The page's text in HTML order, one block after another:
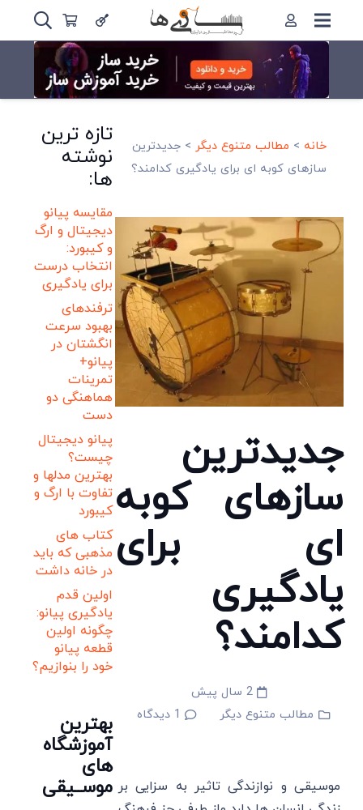
خانه > مطالب متنوع دیگر >جدیدترین
سازهای کوبه ای برای یادگیری کدامند؟
جدیدترین
سازهای کوبه
ای برای
یادگیری
کدامند؟
2 سال پیش
مطالب متنوع دیگر
1 دیدگاه
موسیقی و نوازندگی تاثیر به سزایی بر
تازه ترین
نوشته
ها:
مقایسه پیانو
دیجیتال و ارگ
و کیبورد:
انتخاب درست
برای یادگیری
ترفندهای
بهبود سرعت
انگشتان در
پیانو+
تمرینات
هماهنگی دو
دست
پیانو دیجیتال
چیست؟
بهترین مدلها و
تفاوت با ارگ و
کیبورد
کتاب های
مذهبی که باید
در خانه داشت
اولین قدم
یادگیری پیانو:
چگونه اولین
قطعه پیانو
خود را بنوازیم؟
بهترین
آموزشگاه
های
موســیقی